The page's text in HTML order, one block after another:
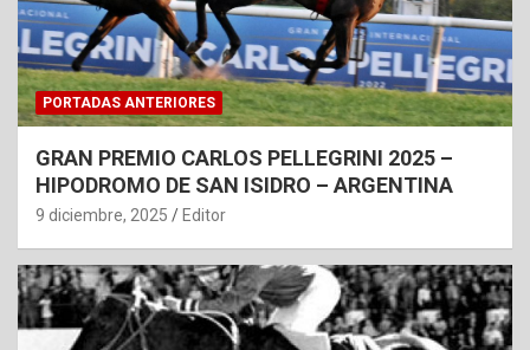
PORTADAS ANTERIORES
GRAN PREMIO CARLOS PELLEGRINI 2025 –
HIPODROMO DE SAN ISIDRO – ARGENTINA
9 diciembre, 2025 Editor